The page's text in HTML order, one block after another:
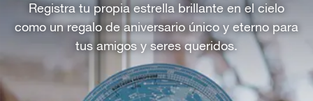
Registra tu propia estrella brillante en el cielo
como un regalo de aniversario único y eterno para
tus amigos y seres queridos.